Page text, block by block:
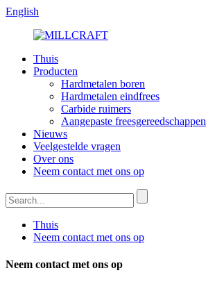
English
Thuis
Producten
Hardmetalen boren
Hardmetalen eindfrees
Carbide ruimers
Aangepaste freesgereedschappen
Nieuws
Veelgestelde vragen
Over ons
Neem contact met ons op
Thuis
Neem contact met ons op
Neem contact met ons op